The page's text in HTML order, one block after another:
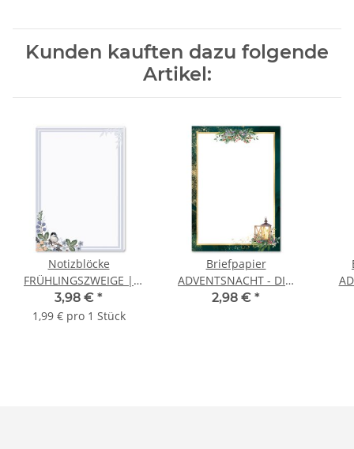
Kunden kauften dazu folgende
Artikel:
Notizblöcke
FRÜHLINGSZWEIGE |
DIN A6 Format | 2
Blöcke
3,98 € *
1,99 € pro 1 Stück
Briefpapier
ADVENTSNACHT - DIN
A4 Format 20 Blatt
2,98 € *